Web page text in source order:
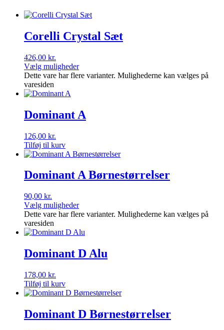
Corelli Crystal Sæt
426,00 kr.
Vælg muligheder
Dette vare har flere varianter. Mulighederne kan vælges på
varesiden
Dominant A
126,00 kr.
Tilføj til kurv
Dominant A Børnestørrelser
90,00 kr.
Vælg muligheder
Dette vare har flere varianter. Mulighederne kan vælges på
varesiden
Dominant D Alu
178,00 kr.
Tilføj til kurv
Dominant D Børnestørrelser